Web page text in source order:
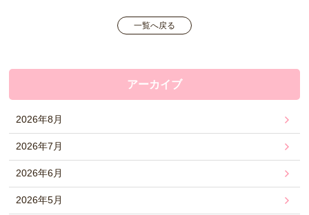
一覧へ戻る
アーカイブ
2026年8月
2026年7月
2026年6月
2026年5月